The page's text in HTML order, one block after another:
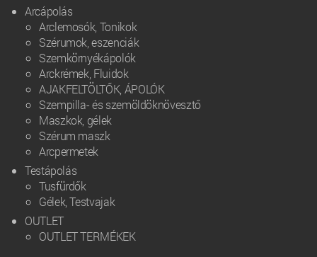
Arcápolás
Arclemosók, Tonikok
Szérumok, eszenciák
Szemkörnyékápolók
Arckrémek, Fluidok
AJAKFELTÖLTŐK, ÁPOLÓK
Szempilla- és szemöldöknövesztő
Maszkok, gélek
Szérum maszk
Arcpermetek
Testápolás
Tusfürdők
Gélek, Testvajak
OUTLET
OUTLET TERMÉKEK